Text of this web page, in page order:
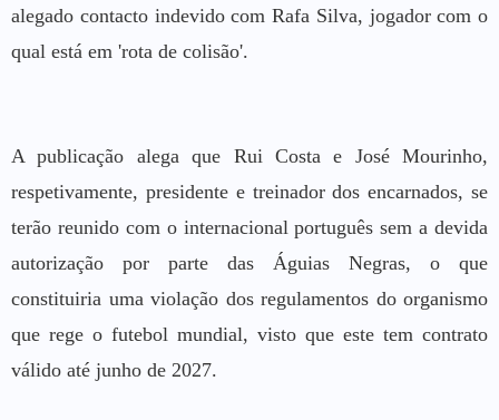
alegado contacto indevido com Rafa Silva, jogador com o
qual está em 'rota de colisão'.
A publicação alega que Rui Costa e José Mourinho,
respetivamente, presidente e treinador dos encarnados, se
terão reunido com o internacional português sem a devida
autorização por parte das Águias Negras, o que
constituiria uma violação dos regulamentos do organismo
que rege o futebol mundial, visto que este tem contrato
válido até junho de 2027.